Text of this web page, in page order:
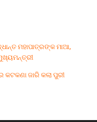
ମହାପାତ୍ରଙ୍କ ମାଆ,
କଟକଣା ଜାରି କଲା ପୁରୀ